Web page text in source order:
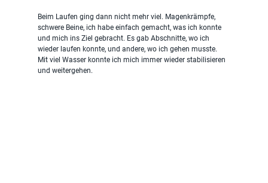
Beim Laufen ging dann nicht mehr viel. Magenkrämpfe,
schwere Beine, ich habe einfach gemacht, was ich konnte
und mich ins Ziel gebracht. Es gab Abschnitte, wo ich
wieder laufen konnte, und andere, wo ich gehen musste.
Mit viel Wasser konnte ich mich immer wieder stabilisieren
und weitergehen.